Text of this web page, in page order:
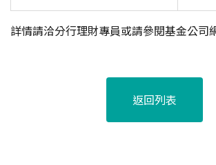
詳情請洽分行理財專員或請參閱基金公司
返回列表